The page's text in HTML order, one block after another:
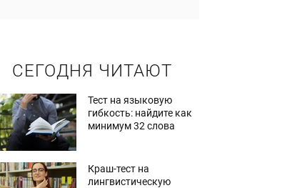
СЕГОДНЯ ЧИТАЮТ
Тест на языковую
гибкость: найдите как
минимум 32 слова
Краш-тест на
лингвистическую